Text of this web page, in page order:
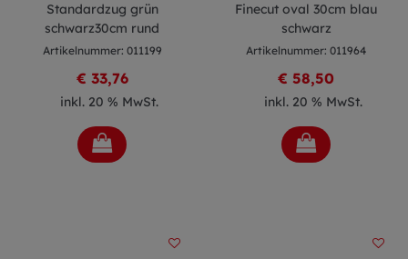
Standardzug grün
schwarz30cm rund
Artikelnummer: 011199
€ 33,76
inkl. 20 % MwSt.
Finecut oval 30cm blau
schwarz
Artikelnummer: 011964
€ 58,50
inkl. 20 % MwSt.